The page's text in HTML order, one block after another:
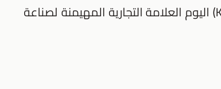
واستخدامه خارج اليابان، تُعد (Kleenex) اليوم العلامة التجارية المهيمنة لصناعة